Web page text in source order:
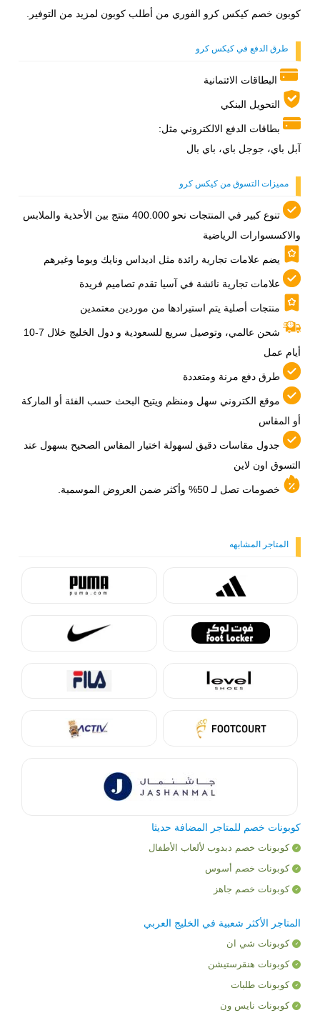
كوبون خصم كيكس كرو الفوري من أطلب كوبون لمزيد من التوفير.
طرق الدفع في كيكس كرو
البطاقات الائتمانية
التحويل البنكي
بطاقات الدفع الالكتروني مثل:
آبل باي، جوجل باي، باي بال
مميزات التسوق من كيكس كرو
تنوع كبير في المنتجات نحو 400.000 منتج بين الأحذية والملابس
والاكسسوارات الرياضية
يضم علامات تجارية رائدة مثل اديداس ونايك وبوما وغيرهم
علامات تجارية نائشة في آسيا تقدم تصاميم فريدة
منتجات أصلية يتم استيرادها من موردين معتمدين
شحن عالمي، وتوصيل سريع للسعودية و دول الخليج خلال 7-10
أيام عمل
طرق دفع مرنة ومتعددة
موقع الكتروني سهل ومنظم ويتيح البحث حسب الفئة أو الماركة
أو المقاس
جدول مقاسات دقيق لسهولة اختيار المقاس الصحيح بسهول عند
التسوق اون لاين
خصومات تصل لـ 50% وأكثر ضمن العروض الموسمية.
المتاجر المشابهه
كوبونات خصم للمتاجر المضافة حديثا
كوبونات خصم دبدوب لألعاب الأطفال
كوبونات خصم أسوس
كوبونات خصم جاهز
المتاجر الأكثر شعبية في الخليج العربي
كوبونات شي ان
كوبونات هنقرستيشن
كوبونات طلبات
كوبونات نايس ون